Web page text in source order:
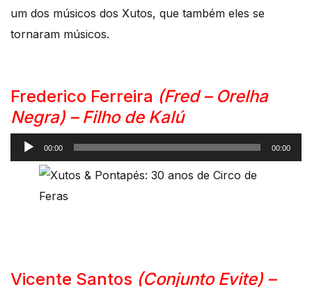
um dos músicos dos Xutos, que também eles se
tornaram músicos.
Frederico Ferreira (Fred – Orelha
Negra) – Filho de Kalú
Reprodutor
de
00:00 00:00
Vicente Santos (Conjunto Evite) –